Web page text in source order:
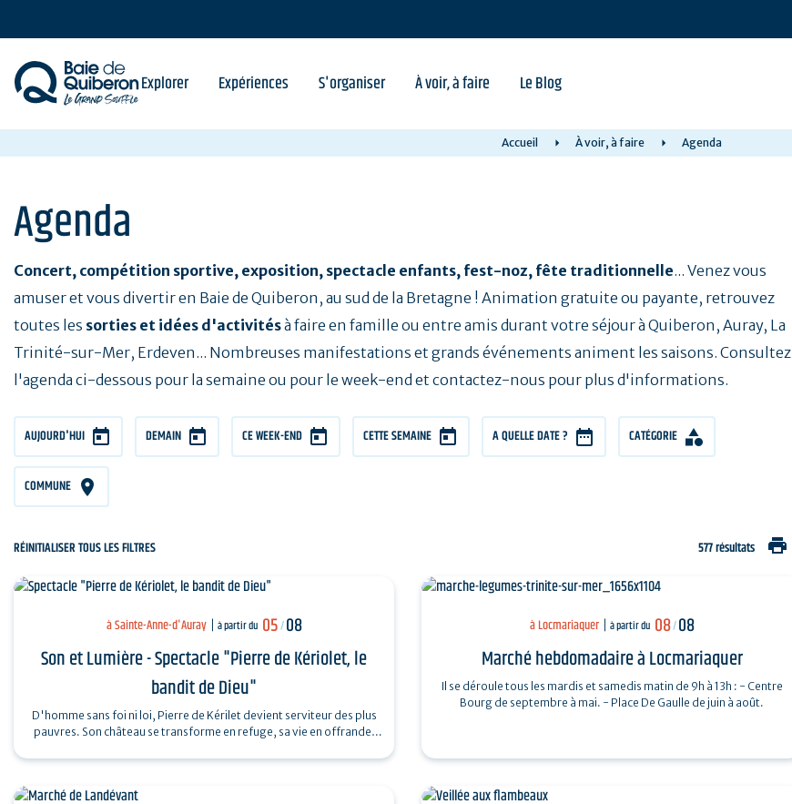
principal
Explorer Expériences S'organiser À voir, à faire Le Blog
Accueil À voir, à faire Agenda
Agenda
Concert, compétition sportive, exposition, spectacle enfants, fest-noz, fête traditionnelle... Venez vous
amuser et vous divertir en Baie de Quiberon, au sud de la Bretagne ! Animation gratuite ou payante, retrouvez
toutes les sorties et idées d'activitésà faire en famille ou entre amis durant votre séjour à Quiberon, Auray, La
Trinité-sur-Mer, Erdeven... Nombreuses manifestations et grands événements animent les saisons. Consultez
l'agenda ci-dessous pour la semaine ou pour le week-end et contactez-nous pour plus d'informations.
AUJOURD'HUI DEMAIN CE WEEK-END CETTE SEMAINE A QUELLE DATE ? CATÉGORIE
COMMUNE
RÉINITIALISER TOUS LES FILTRES 577 résultats print
à Sainte-Anne-d'Auray à partir du 05/ 08
Son et Lumière - Spectacle "Pierre de Kériolet, le
bandit de Dieu"
D'homme sans foi ni loi, Pierre de Kérilet devient serviteur des plus
pauvres. Son château se transforme en refuge, sa vie en offrande.
à Locmariaquer à partir du 08/ 08
Marché hebdomadaire à Locmariaquer
Il se déroule tous les mardis et samedis matin de 9h à 13h : - Centre
Bourg de septembre à mai. - Place De Gaulle de juin à août.